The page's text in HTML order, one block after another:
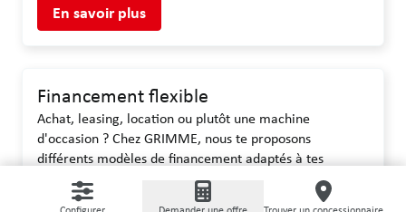
En savoir plus
Financement flexible
Achat, leasing, location ou plutôt une machine
d'occasion ? Chez GRIMME, nous te proposons
différents modèles de financement adaptés à tes
besoins. Contacte simplement ton interlocuteur.